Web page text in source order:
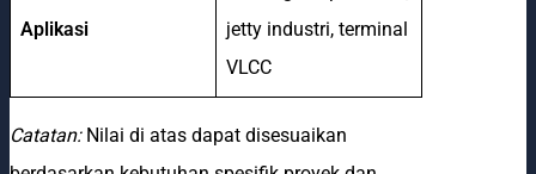
Aplikasi
jetty industri, terminal
VLCC
Catatan:Nilai di atas dapat disesuaikan